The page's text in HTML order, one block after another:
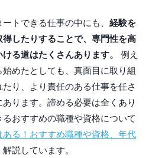
トできる仕事の中にも、 経験を
したりすることで、専門性を高
る道はたくさんあります。
例え
めたとしても、真面目に取り組
り、より責任のある仕事を任さ
ります。諦める必要は全くあり
おすすめの職種や資格について
る！おすすめ職種や資格、年代
説しています。